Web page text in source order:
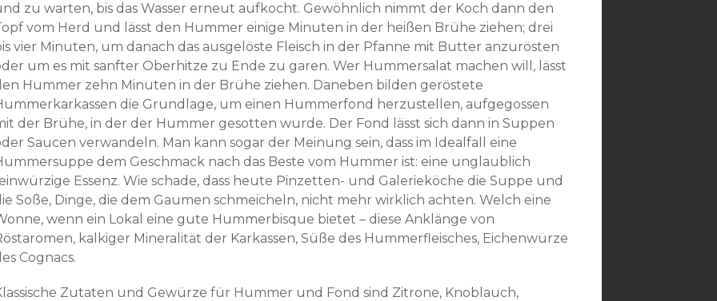
zu warten, bis das Wasser erneut aufkocht. Gewöhnlich nimmt der Koch dann den
vom Herd und lässt den Hummer einige Minuten in der heißen Brühe ziehen; drei
vier Minuten, um danach das ausgelöste Fleisch in der Pfanne mit Butter anzurösten
um es mit sanfter Oberhitze zu Ende zu garen. Wer Hummersalat machen will, lässt
Hummer zehn Minuten in der Brühe ziehen. Daneben bilden geröstete
die Grundlage, um einen Hummerfond herzustellen, aufgegossen
der Brühe, in der der Hummer gesotten wurde. Der Fond lässt sich dann in Suppen
Saucen verwandeln. Man kann sogar der Meinung sein, dass im Idealfall eine
dem Geschmack nach das Beste vom Hummer ist: eine unglaublich
Essenz. Wie schade, dass heute Pinzetten- und Galerieköche die Suppe und
Soße, Dinge, die dem Gaumen schmeicheln, nicht mehr wirklich achten. Welch eine
wenn ein Lokal eine gute Hummerbisque bietet – diese Anklänge von
kalkiger Mineralität der Karkassen, Süße des Hummerfleisches, Eichenwürze
Cognacs.
Zutaten und Gewürze für Hummer und Fond sind Zitrone, Knoblauch,